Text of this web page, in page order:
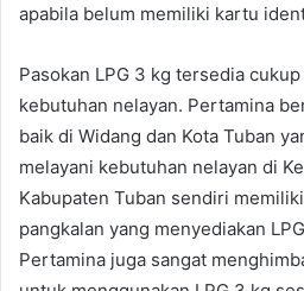
apabila belum memiliki kartu
Pasokan LPG 3 kg tersedia
kebutuhan nelayan. Pertamina
baik di Widang dan Kota Tuban
melayani kebutuhan nelayan di
Kabupaten Tuban sendiri
pangkalan yang menyediakan
Pertamina juga sangat